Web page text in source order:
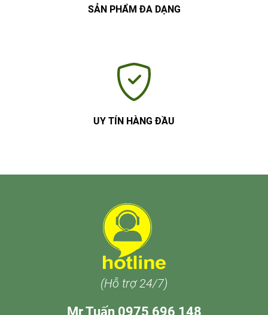
SẢN PHẨM ĐA DẠNG
UY TÍN HÀNG ĐẦU
(Hỗ trợ 24/7)
Mr Tuấn 0975 696 148